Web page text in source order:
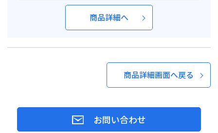
商品詳細へ
商品詳細画面へ戻る
お問い合わせ